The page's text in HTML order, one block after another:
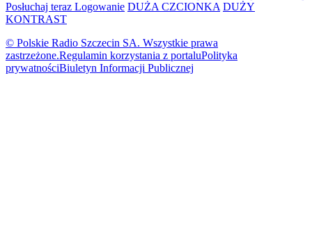
Posłuchaj teraz Logowanie DUŻA CZCIONKA DUŻY
KONTRAST
© Polskie Radio Szczecin SA. Wszystkie prawa
zastrzeżone.Regulamin korzystania z portaluPolityka
prywatnościBiuletyn Informacji Publicznej